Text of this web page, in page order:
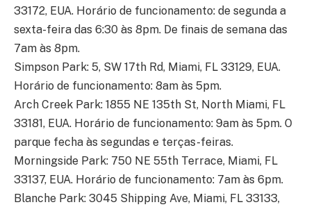
33172, EUA. Horário de funcionamento: de segunda a
sexta-feira das 6:30 às 8pm. De finais de semana das
7am às 8pm.
Simpson Park: 5, SW 17th Rd, Miami, FL 33129, EUA.
Horário de funcionamento: 8am às 5pm.
Arch Creek Park: 1855 NE 135th St, North Miami, FL
33181, EUA. Horário de funcionamento: 9am às 5pm. O
parque fecha às segundas e terças-feiras.
Morningside Park: 750 NE 55th Terrace, Miami, FL
33137, EUA. Horário de funcionamento: 7am às 6pm.
Blanche Park: 3045 Shipping Ave, Miami, FL 33133,